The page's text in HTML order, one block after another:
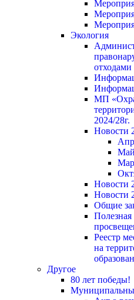
Экология
отходами
МП
2024/28г.
Новости
Май
Новости
Новости
Общие
Реестр
на
Другое
80 лет победы!